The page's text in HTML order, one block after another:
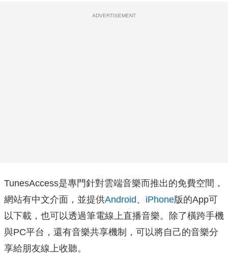
ADVERTISEMENT
TunesAccess是專門針對雲端音樂而推出的免費空間，
網站有中文介面，並提供Android、 iPhone版的App可
以下載，也可以透過筆電線上直播音樂。除了橫跨手機
與PC平台，還有音樂共享機制，可以將自己的音樂分
享給朋友線上收聽。